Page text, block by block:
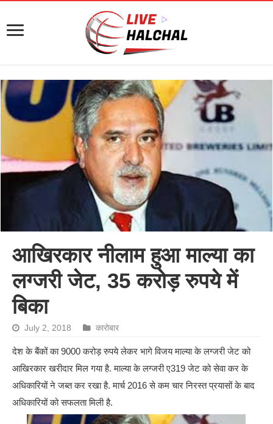
आखिरकार नीलाम हुआ माल्या का
लग्जरी जेट, 35 करोड़ रुपये में
बिका
July 2, 2018 कारोबार
देश के बैंकों का 9000 करोड़ रुपये लेकर भागे विजय माल्या के लग्जरी जेट को
आखिरकार खरीदार मिल गया है. माल्या के लग्जरी ए319 जेट को सेवा कर के
अधिकारियों ने जब्त कर रखा है. मार्च 2016 से कम चार निरस्त प्रयासों के बाद
अधिकारियों को सफलता मिली है.